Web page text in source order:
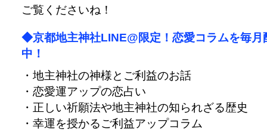
ご覧くださいね！
◆京都地主神社LINE@限定！恋愛コラムを毎月
中！
・地主神社の神様とご利益のお話
・恋愛運アップの恋占い
・正しい祈願法や地主神社の知られざる歴史
・幸運を授かるご利益アップコラム